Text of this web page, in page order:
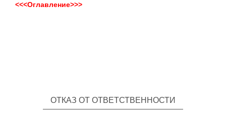
<<<Оглавление>>>
ОТКАЗ ОТ ОТВЕТСТВЕННОСТИ